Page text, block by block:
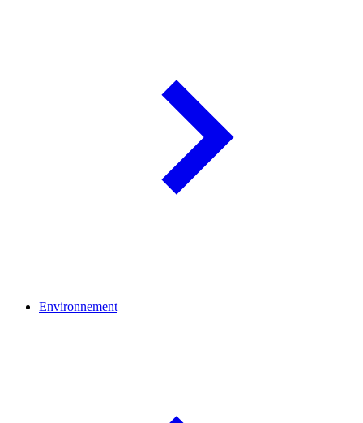
Environnement